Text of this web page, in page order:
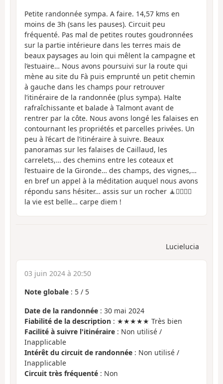
Petite randonnée sympa. A faire. 14,57 kms en
moins de 3h (sans les pauses). Circuit peu
fréquenté. Pas mal de petites routes goudronnées
sur la partie intérieure dans les terres mais de
beaux paysages au loin qui mêlent la campagne et
l’estuaire… Nous avons poursuivi sur la route qui
mène au site du Fà puis emprunté un petit chemin
à gauche dans les champs pour retrouver
l’itinéraire de la randonnée (plus sympa). Halte
rafraîchissante et balade à Talmont avant de
rentrer par la côte. Nous avons longé les falaises en
contournant les propriétés et parcelles privées. Un
peu à l’écart de l’itinéraire à suivre. Beaux
panoramas sur les falaises de Caillaud, les
carrelets,… des chemins entre les coteaux et
l’estuaire de la Gironde… des champs, des vignes,…
en bref un appel à la méditation auquel nous avons
répondu sans hésiter… assis sur un rocher 🧘🧘‍♀️🧘‍♂️
la vie est belle… carpe diem !
Lucielucia
03 juin 2024 à 20:50
Note globale : 5 / 5
Date de la randonnée : 30 mai 2024
Fiabilité de la description : ★★★★★ Très bien
Facilité à suivre l'itinéraire : Non utilisé /
Inapplicable
Intérêt du circuit de randonnée : Non utilisé /
Inapplicable
Circuit très fréquenté : Non